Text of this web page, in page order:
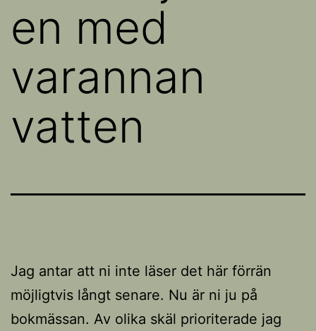
en med
varannan
vatten
Jag antar att ni inte läser det här förrän
möjligtvis långt senare. Nu är ni ju på
bokmässan. Av olika skäl prioriterade jag